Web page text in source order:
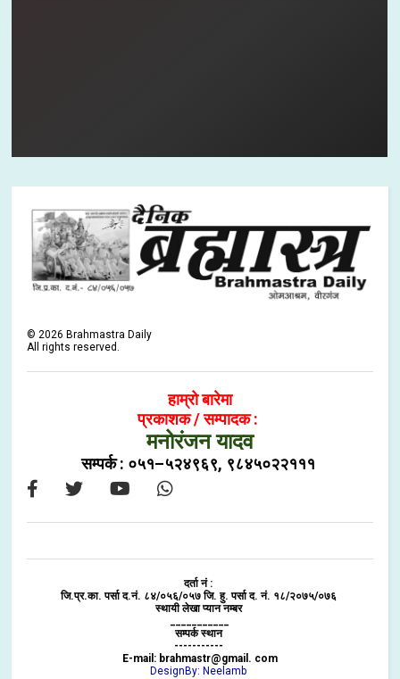
© 2026 Brahmastra Daily
All rights reserved.
हाम्रो बारेमा
प्रकाशक / सम्पादक :
मनोरंजन यादव
सम्पर्क : ०५१–५२४९६९, ९८४५०२२१११
दर्ता नं :
जि.प्र.का. पर्सा द.नं. ८४/०५६/०५७ जि. हु. पर्सा द. नं. १८/२०७५/०७६
स्थायी लेखा प्यान नम्बर
सम्पर्क स्थान
-----------
E-mail: brahmastr@gmail. com
DesignBy: Neelamb